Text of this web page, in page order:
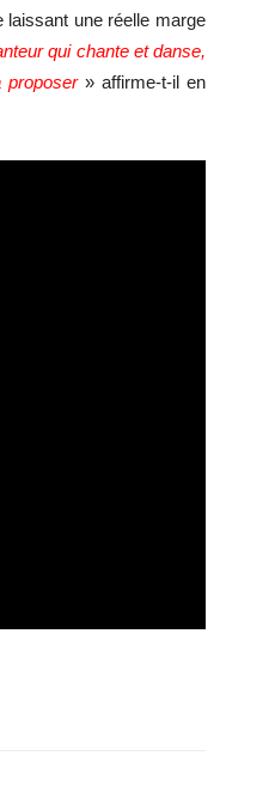
laissant une réelle marge
qui chante et danse,
proposer » affirme-t-il en